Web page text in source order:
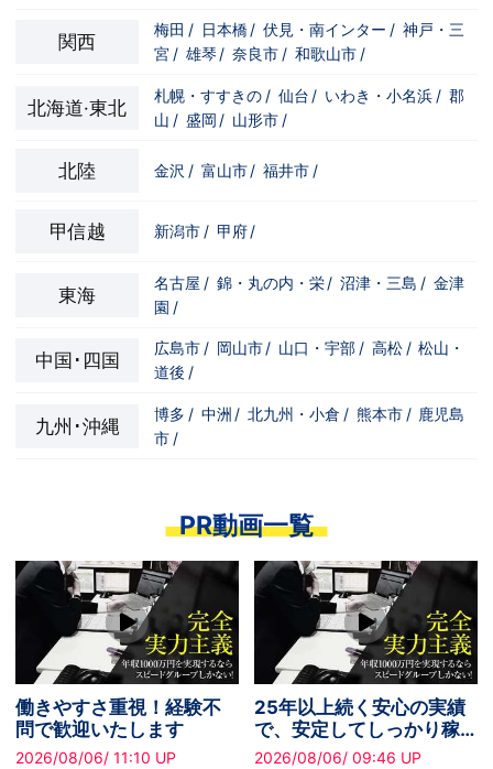
ていただければです。応募に迷ってる方や
他社と比較検討中など。そのような時は1
回サイトを見ていただければ何か変わるか
しております。＜お給料に関して＞月収
500,000円スタート+交通費、家族手当、
禁煙手当、社訓手当、昇給昇格は随時実
実績あり。＜待遇＞社会保険、厚生年金、
雇用保険、労災、は入社初日から加入有給
は一切不問。あなたの『これから』に先行
やすいように日々考えて環境を整えていく
のが業務になります。特別な技能は要りま
ちがあればOKです。
関西
梅田 / 日本橋 / 伏見・南インター / 神戸・三
宮 / 雄琴 / 奈良市 / 和歌山市 /
北海道·東北
札幌・すすきの / 仙台 / いわき・小名浜 / 郡
山 / 盛岡 / 山形市 /
北陸 金沢 / 富山市 / 福井市 /
甲信越 新潟市 / 甲府 /
東海
名古屋 / 錦・丸の内・栄 / 沼津・三島 / 金津
園 /
中国･四国
広島市 / 岡山市 / 山口・宇部 / 高松 / 松山・
道後 /
九州･沖縄
博多 / 中洲 / 北九州・小倉 / 熊本市 / 鹿児島
市 /
PR動画一覧
働きやすさ重視！経験不
問で歓迎いたします
2026/08/06/ 11:10 UP
25年以上続く安心の実績
で、安定してしっかり稼
げるスピードグループで
2026/08/06/ 09:46 UP